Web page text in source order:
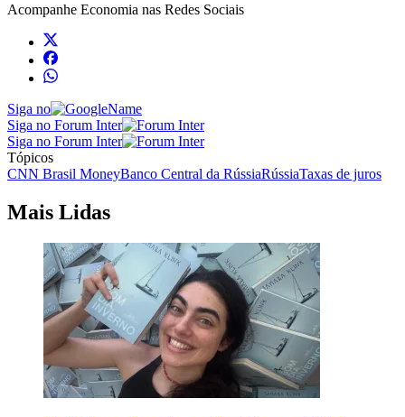
Acompanhe Economia nas Redes Sociais
Siga no
Siga no Forum Inter
Siga no Forum Inter
Tópicos
CNN Brasil MoneyBanco Central da RússiaRússiaTaxas de juros
Mais Lidas